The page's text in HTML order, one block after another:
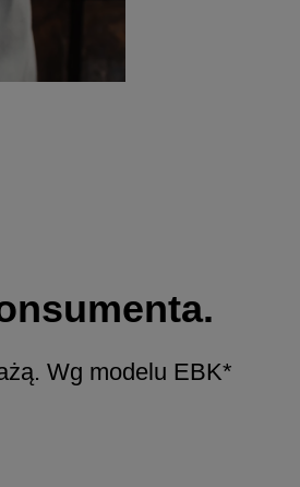
Wg modelu EBK*